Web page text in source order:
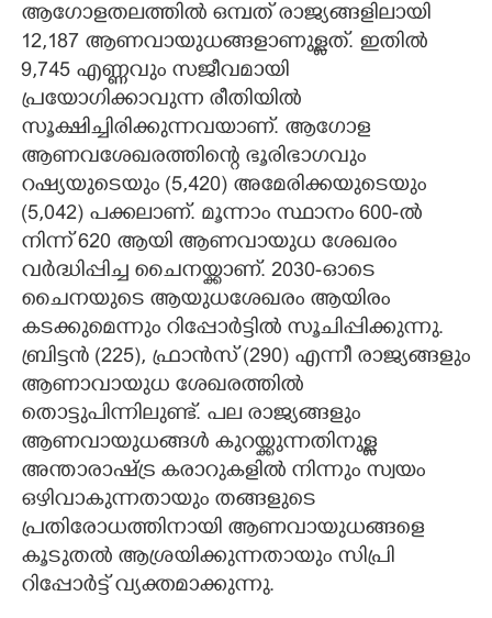
ആഗോളതലത്തിൽ ഒമ്പത് രാജ്യങ്ങളിലായി
12,187 ആണവായുധങ്ങളാണുള്ളത്. ഇതിൽ
9,745 എണ്ണവും സജീവമായി
പ്രയോഗിക്കാവുന്ന രീതിയിൽ
സൂക്ഷിച്ചിരിക്കുന്നവയാണ്. ആഗോള
ആണവശേഖരത്തിന്റെ ഭൂരിഭാഗവും
റഷ്യയുടെയും (5,420) അമേരിക്കയുടെയും
(5,042) പക്കലാണ്. മൂന്നാം സ്ഥാനം 600-ൽ
നിന്ന് 620 ആയി ആണവായുധ ശേഖരം
വർദ്ധിപ്പിച്ച ചൈനയ്ക്കാണ്. 2030-ഓടെ
ചൈനയുടെ ആയുധശേഖരം ആയിരം
കടക്കുമെന്നും റിപ്പോർട്ടിൽ സൂചിപ്പിക്കുന്നു.
ബ്രിട്ടൻ (225), ഫ്രാൻസ് (290) എന്നീ രാജ്യങ്ങളും
ആണാവായുധ ശേഖരത്തിൽ
തൊട്ടുപിന്നിലുണ്ട്. പല രാജ്യങ്ങളും
ആണവായുധങ്ങൾ കുറയ്ക്കുന്നതിനുള്ള
അന്താരാഷ്ട്ര കരാറുകളിൽ നിന്നും സ്വയം
ഒഴിവാകുന്നതായും തങ്ങളുടെ
പ്രതിരോധത്തിനായി ആണവായുധങ്ങളെ
കൂടുതൽ ആശ്രയിക്കുന്നതായും സിപ്രി
റിപ്പോർട്ട് വ്യക്തമാക്കുന്നു.